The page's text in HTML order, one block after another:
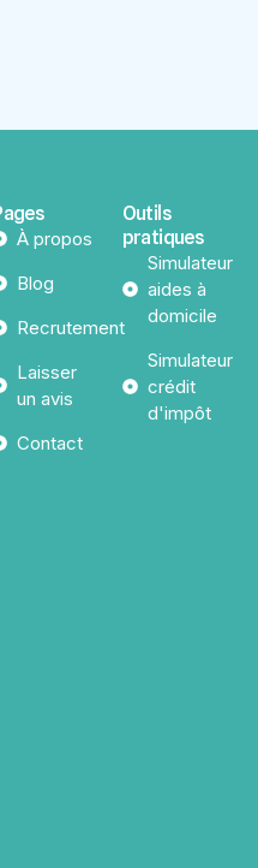
À propos
Blog
Recrutement
Laisser
un avis
Contact
Outils
pratiques
Simulateur
aides à
domicile
Simulateur
crédit
d'impôt